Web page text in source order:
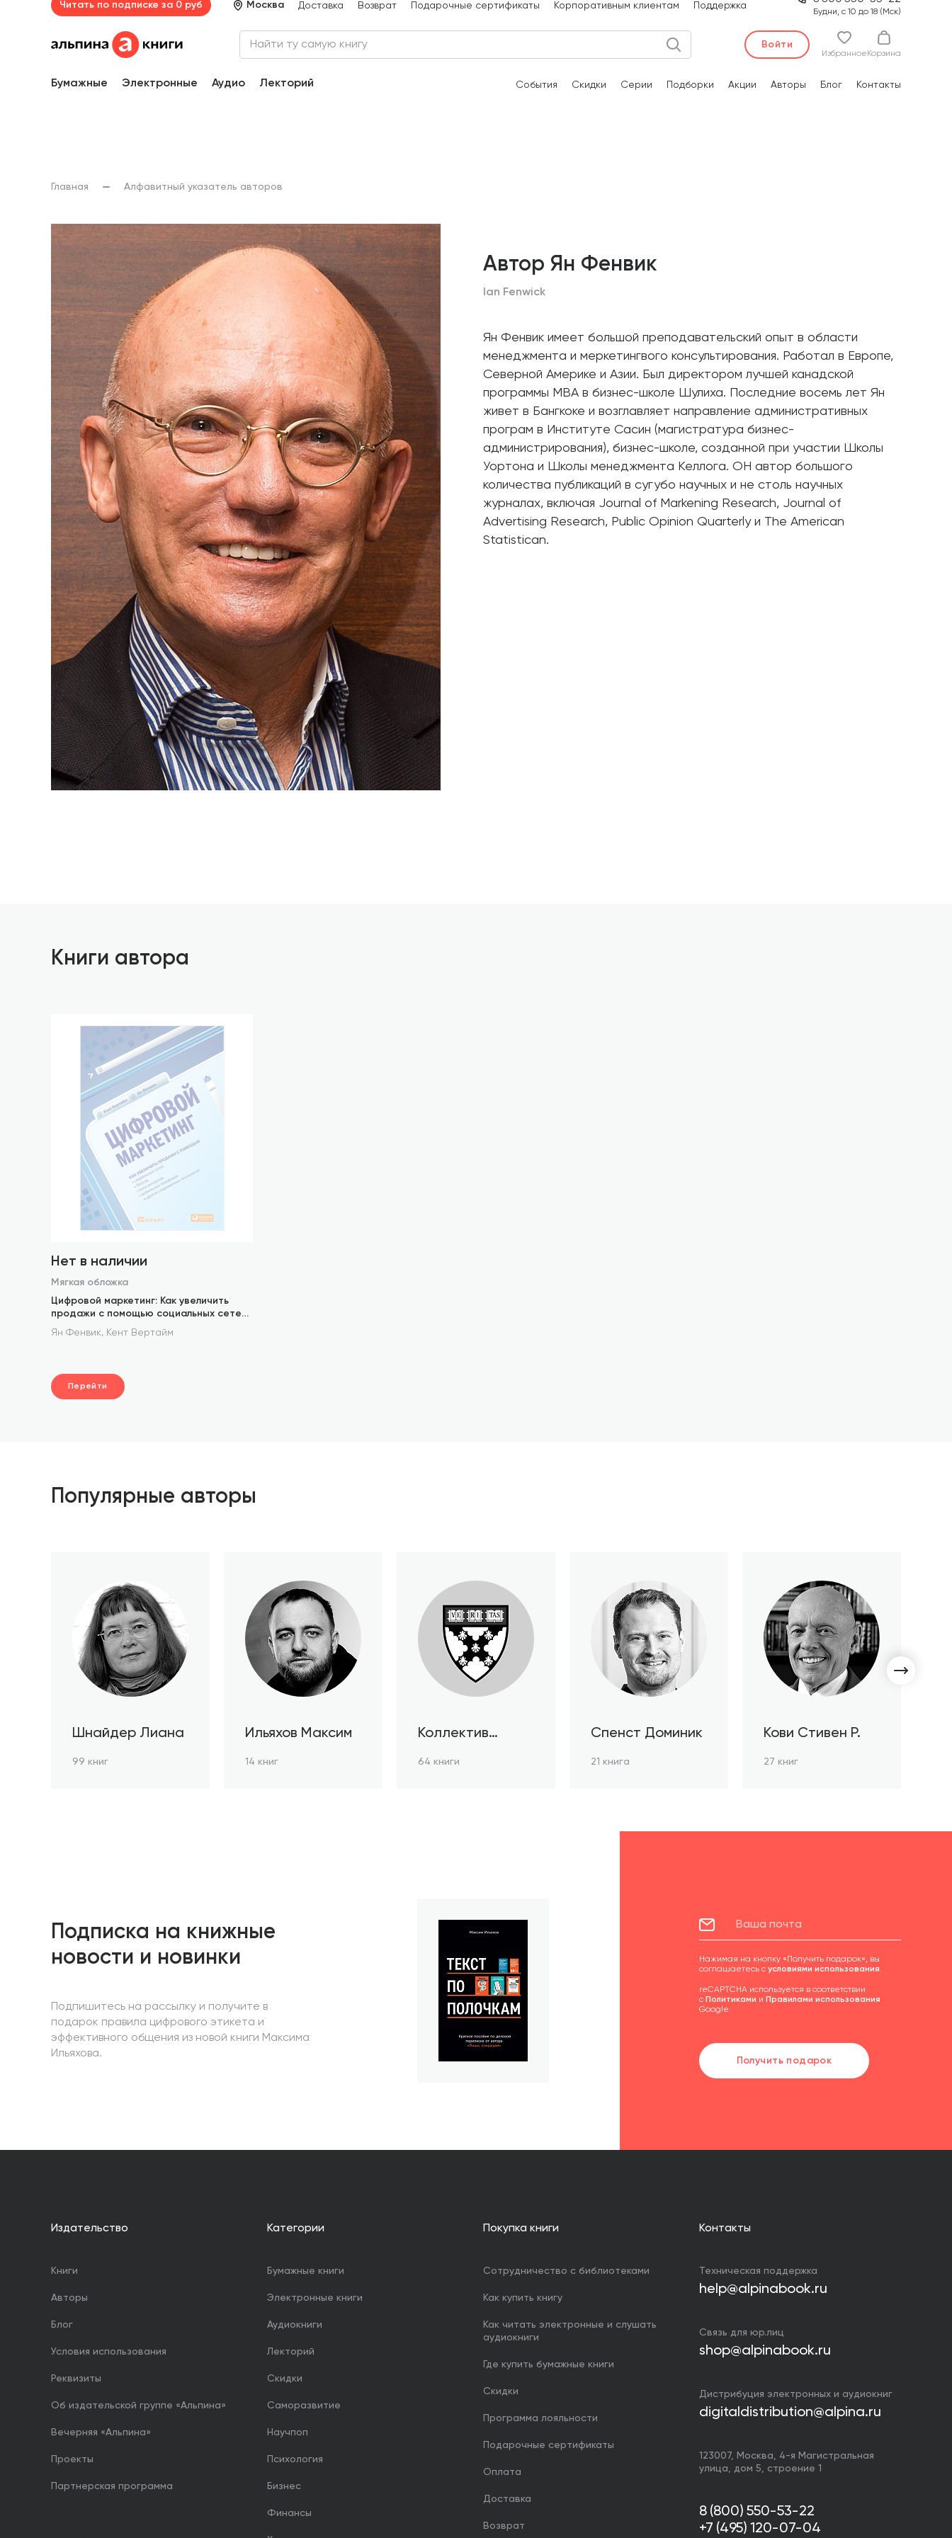
Читать по подписке за 0 руб Москва Доставка Возврат Подарочные сертификаты Корпоративным клиентам Поддержка
Будни, с 10 до 18 (Мск)
Войти
Избранное Корзина
Бумажные Электронные Аудио Лекторий События Скидки Серии Подборки Акции Авторы Блог Контакты
Главная Алфавитный указатель авторов
Автор Ян Фенвик
Ian Fenwick
Ян Фенвик имеет большой преподавательский опыт в области
менеджмента и меркетингвого консультирования. Работал в Европе,
Северной Америке и Азии. Был директором лучшей канадской
программы MBA в бизнес-школе Шулиха. Последние восемь лет Ян
живет в Бангкоке и возглавляет направление административных
програм в Институте Сасин (магистратура бизнес-
администрирования), бизнес-школе, созданной при участии Школы
Уортона и Школы менеджмента Келлога. ОН автор большого
количества публикаций в сугубо научных и не столь научных
журналах, включая Journal of Markening Research, Journal of
Advertising Research, Public Opinion Quarterly и The American
Statistican.
Книги автора
Нет в наличии
Мягкая обложка
Цифровой маркетинг: Как увеличить
продажи с помощью социальных сетей,
блогов, вики-ресурсов, мобильных
телефонов и других современных
Ян Фенвик, Кент Вертайм
Перейти
Популярные авторы
Шнайдер Лиана
99 книг
Ильяхов Максим
14 книг
Коллектив
64 книги
Спенст Доминик
21 книга
Кови Стивен Р.
27 книг
Подписка на книжные
новости и новинки
Подпишитесь на рассылку и получите в
подарок правила цифрового этикета и
эффективного общения из новой книги Максима
Ильяхова.
Нажимая на кнопку «Получить подарок», вы
соглашаетесь с условиями использования.
reCAPTCHA используется в соответствии
с Политиками и Правилами использования
Google.
Получить подарок
Издательство
Книги
Авторы
Блог
Условия использования
Реквизиты
Об издательской группе «Альпина»
Вечерняя «Альпина»
Проекты
Партнерская программа
Категории
Бумажные книги
Электронные книги
Аудиокниги
Лекторий
Скидки
Саморазвитие
Научпоп
Психология
Бизнес
Финансы
Покупка книги
Сотрудничество с библиотеками
Как купить книгу
Как читать электронные и слушать
аудиокниги
Где купить бумажные книги
Скидки
Программа лояльности
Подарочные сертификаты
Оплата
Доставка
Возврат
Контакты
Техническая поддержка
help@alpinabook.ru
Связь для юр.лиц
shop@alpinabook.ru
Дистрибуция электронных и аудиокниг
digitaldistribution@alpina.ru
123007, Москва, 4-я Магистральная
улица, дом 5, строение 1
8 (800) 550-53-22
+7 (495) 120-07-04